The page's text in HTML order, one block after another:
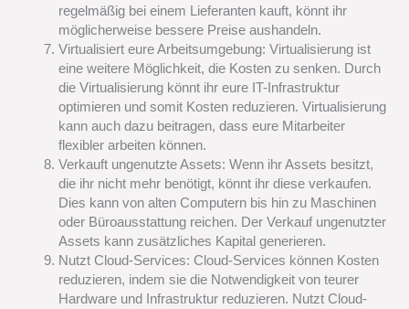
regelmäßig bei einem Lieferanten kauft, könnt ihr
möglicherweise bessere Preise aushandeln.
Virtualisiert eure Arbeitsumgebung: Virtualisierung ist
eine weitere Möglichkeit, die Kosten zu senken. Durch
die Virtualisierung könnt ihr eure IT-Infrastruktur
optimieren und somit Kosten reduzieren. Virtualisierung
kann auch dazu beitragen, dass eure Mitarbeiter
flexibler arbeiten können.
Verkauft ungenutzte Assets: Wenn ihr Assets besitzt,
die ihr nicht mehr benötigt, könnt ihr diese verkaufen.
Dies kann von alten Computern bis hin zu Maschinen
oder Büroausstattung reichen. Der Verkauf ungenutzter
Assets kann zusätzliches Kapital generieren.
Nutzt Cloud-Services: Cloud-Services können Kosten
reduzieren, indem sie die Notwendigkeit von teurer
Hardware und Infrastruktur reduzieren. Nutzt Cloud-